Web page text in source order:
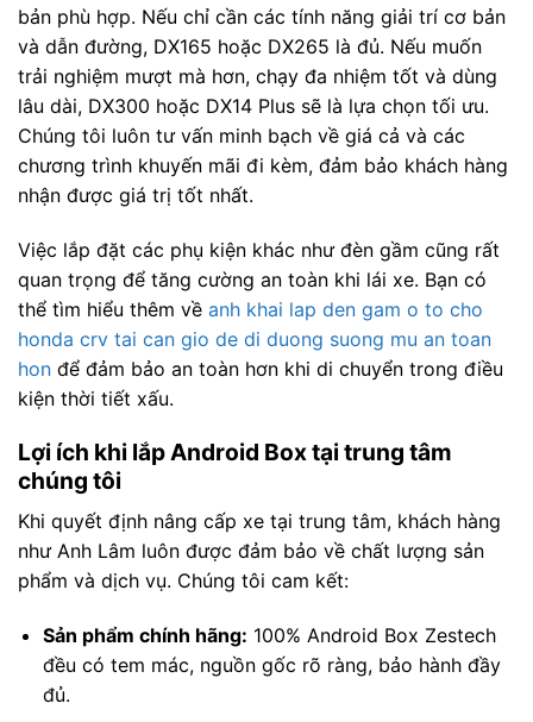
bản phù hợp. Nếu chỉ cần các tính năng giải trí cơ bản
và dẫn đường, DX165 hoặc DX265 là đủ. Nếu muốn
trải nghiệm mượt mà hơn, chạy đa nhiệm tốt và dùng
lâu dài, DX300 hoặc DX14 Plus sẽ là lựa chọn tối ưu.
Chúng tôi luôn tư vấn minh bạch về giá cả và các
chương trình khuyến mãi đi kèm, đảm bảo khách hàng
nhận được giá trị tốt nhất.
Việc lắp đặt các phụ kiện khác như đèn gầm cũng rất
quan trọng để tăng cường an toàn khi lái xe. Bạn có
thể tìm hiểu thêm về anh khai lap den gam o to cho
honda crv tai can gio de di duong suong mu an toan
hon để đảm bảo an toàn hơn khi di chuyển trong điều
kiện thời tiết xấu.
Lợi ích khi lắp Android Box tại trung tâm
chúng tôi
Khi quyết định nâng cấp xe tại trung tâm, khách hàng
như Anh Lâm luôn được đảm bảo về chất lượng sản
phẩm và dịch vụ. Chúng tôi cam kết:
Sản phẩm chính hãng: 100% Android Box Zestech
đều có tem mác, nguồn gốc rõ ràng, bảo hành đầy
đủ.